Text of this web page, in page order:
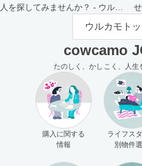
人を探してみませんか？ - ウルカ
ウルカモト
cowcamo
たのしく、かしこく、人生
購入に関する
情報
ライフス
別物件